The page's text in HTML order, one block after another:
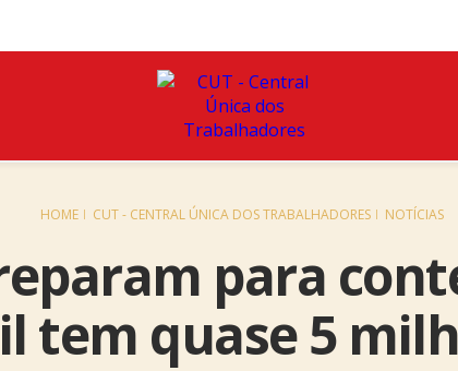
HOME CUT - CENTRAL ÚNICA DOS TRABALHADORES NOTÍCIAS
para
tem quase 5